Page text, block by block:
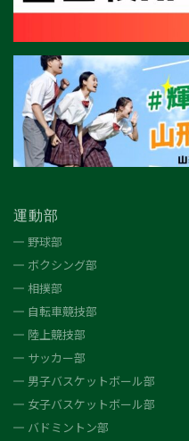
運動部
野球部
ボクシング部
相撲部
自転車競技部
陸上競技部
サッカー部
男子バスケットボール部
女子バスケットボール部
バドミントン部